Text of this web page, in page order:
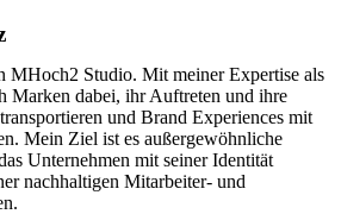
MHoch2 Studio. Mit meiner Expertise als
Marken dabei, ihr Auftreten und ihre
und Brand Experiences mit
Mein Ziel ist es außergewöhnliche
Unternehmen mit seiner Identität
nachhaltigen Mitarbeiter- und